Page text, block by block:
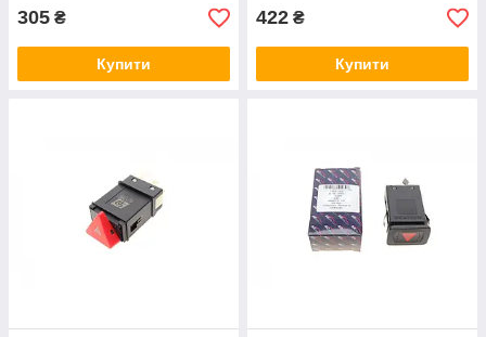
305 ₴
Купити
422 ₴
Купити